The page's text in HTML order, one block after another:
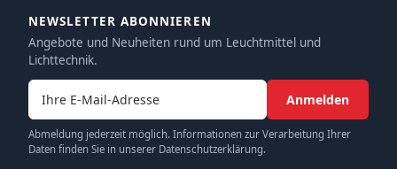
NEWSLETTER ABONNIEREN
Angebote und Neuheiten rund um Leuchtmittel und
Lichttechnik.
E-Mail-Adresse
Anmelden
Abmeldung jederzeit möglich. Informationen zur Verarbeitung Ihrer
Daten finden Sie in unserer Datenschutzerklärung.